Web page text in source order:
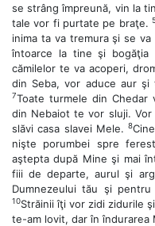
se strâng împreună, vin la
tale vor fi purtate pe braţe.
inima ta va tremura şi se
întoarce la tine şi
cămilelor te va acoperi,
din Seba, vor aduce aur şi
7Toate turmele din
din Nebaiot te vor sluji.
slăvi casa slavei Mele.8
nişte porumbei spre
aştepta după Mine şi mai
fiii de departe, aurul şi
Dumnezeului tău şi
10Străinii îţi vor zidi zidurile
te-am lovit, dar în îndurarea